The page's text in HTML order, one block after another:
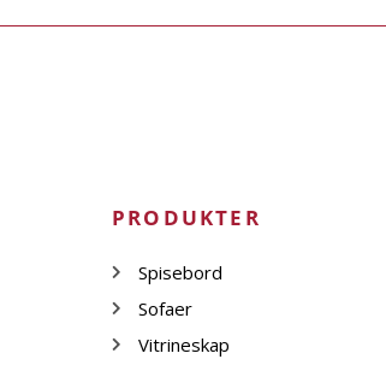
PRODUKTER
Spisebord
Sofaer
Vitrineskap